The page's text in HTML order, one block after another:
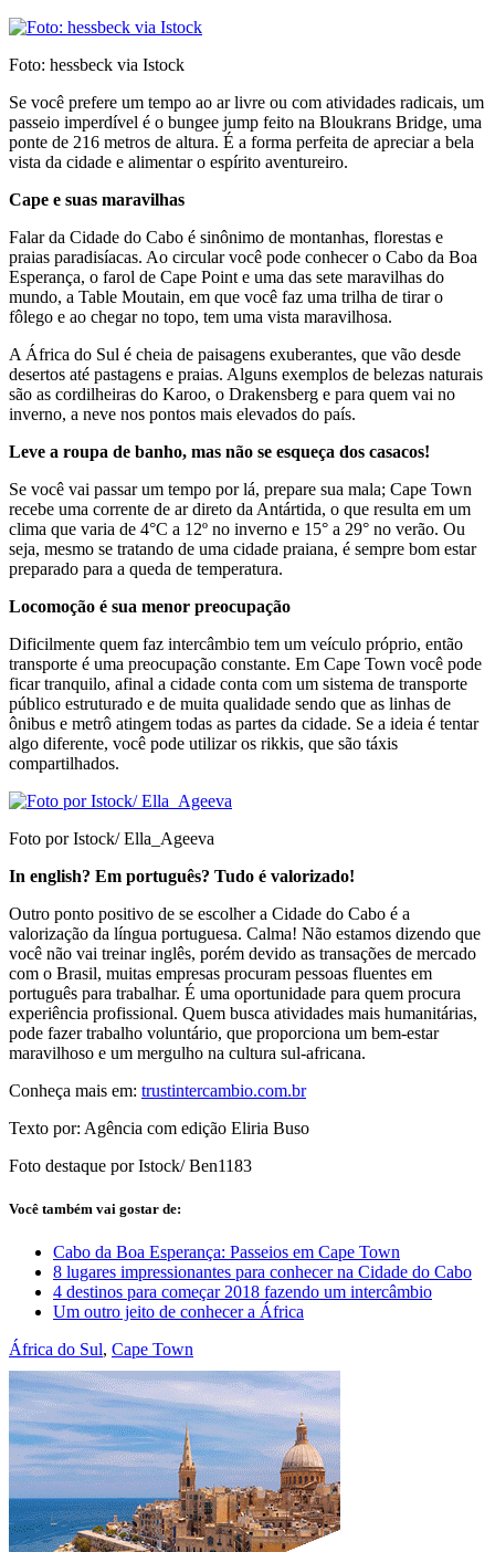
Foto: hessbeck via Istock
Se você prefere um tempo ao ar livre ou com atividades radicais, um
passeio imperdível é o bungee jump feito na Bloukrans Bridge, uma
ponte de 216 metros de altura. É a forma perfeita de apreciar a bela
vista da cidade e alimentar o espírito aventureiro.
Cape e suas maravilhas
Falar da Cidade do Cabo é sinônimo de montanhas, florestas e
praias paradisíacas. Ao circular você pode conhecer o Cabo da Boa
Esperança, o farol de Cape Point e uma das sete maravilhas do
mundo, a Table Moutain, em que você faz uma trilha de tirar o
fôlego e ao chegar no topo, tem uma vista maravilhosa.
A África do Sul é cheia de paisagens exuberantes, que vão desde
desertos até pastagens e praias. Alguns exemplos de belezas naturais
são as cordilheiras do Karoo, o Drakensberg e para quem vai no
inverno, a neve nos pontos mais elevados do país.
Leve a roupa de banho, mas não se esqueça dos casacos!
Se você vai passar um tempo por lá, prepare sua mala; Cape Town
recebe uma corrente de ar direto da Antártida, o que resulta em um
clima que varia de 4°C a 12º no inverno e 15° a 29° no verão. Ou
seja, mesmo se tratando de uma cidade praiana, é sempre bom estar
preparado para a queda de temperatura.
Locomoção é sua menor preocupação
Dificilmente quem faz intercâmbio tem um veículo próprio, então
transporte é uma preocupação constante. Em Cape Town você pode
ficar tranquilo, afinal a cidade conta com um sistema de transporte
público estruturado e de muita qualidade sendo que as linhas de
ônibus e metrô atingem todas as partes da cidade. Se a ideia é tentar
algo diferente, você pode utilizar os rikkis, que são táxis
compartilhados.
Foto por Istock/ Ella_Ageeva
In english? Em português? Tudo é valorizado!
Outro ponto positivo de se escolher a Cidade do Cabo é a
valorização da língua portuguesa. Calma! Não estamos dizendo que
você não vai treinar inglês, porém devido as transações de mercado
com o Brasil, muitas empresas procuram pessoas fluentes em
português para trabalhar. É uma oportunidade para quem procura
experiência profissional. Quem busca atividades mais humanitárias,
pode fazer trabalho voluntário, que proporciona um bem-estar
maravilhoso e um mergulho na cultura sul-africana.
Conheça mais em: trustintercambio.com.br
Texto por: Agência com edição Eliria Buso
Foto destaque por Istock/ Ben1183
Você também vai gostar de:
Cabo da Boa Esperança: Passeios em Cape Town
8 lugares impressionantes para conhecer na Cidade do Cabo
4 destinos para começar 2018 fazendo um intercâmbio
Um outro jeito de conhecer a África
África do Sul, Cape Town